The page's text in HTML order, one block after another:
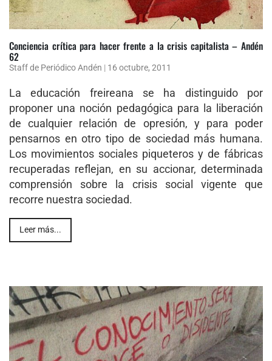
Conciencia crítica para hacer frente a la crisis capitalista – Andén
62
Staff de Periódico Andén | 16 octubre, 2011
La educación freireana se ha distinguido por
proponer una noción pedagógica para la liberación
de cualquier relación de opresión, y para poder
pensarnos en otro tipo de sociedad más humana.
Los movimientos sociales piqueteros y de fábricas
recuperadas reflejan, en su accionar, determinada
comprensión sobre la crisis social vigente que
recorre nuestra sociedad.
Leer más...